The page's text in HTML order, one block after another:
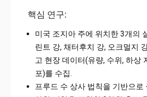
핵심 연구:
미국 조지아 주에 위치한 3개의
린트 강, 채터후치 강, 오크멀지
고 현장 데이터(유량, 수위, 하상
포)를 수집.
프루드 수 상사 법칙을 기반으로